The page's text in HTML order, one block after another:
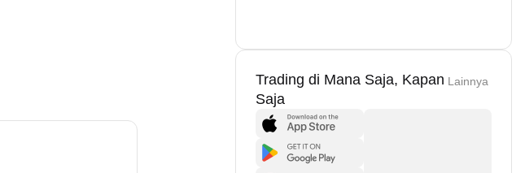
Trading di Mana Saja, Kapan
Saja
Lainnya